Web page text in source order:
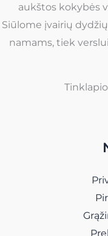
aukštos kokybės
Siūlome įvairių
namams, tiek